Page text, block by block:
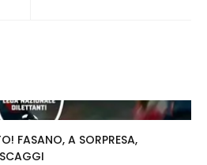
FASANO, A SORPRESA,